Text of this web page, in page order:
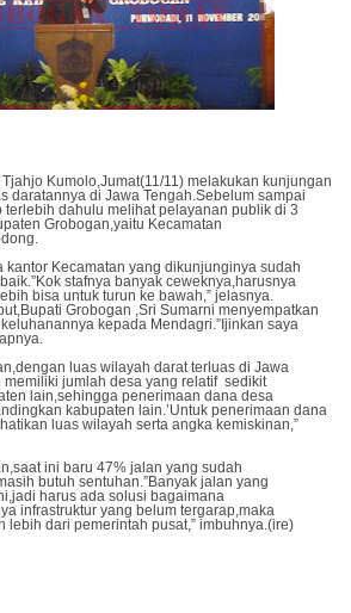
Kumolo,Jumat(11/11) melakukan kunjungan
daratannya di Jawa Tengah.Sebelum sampai
terlebih dahulu melihat pelayanan publik di 3
Grobogan,yaitu Kecamatan
kantor Kecamatan yang dikunjunginya sudah
stafnya banyak ceweknya,harusnya
bisa untuk turun ke bawah,” jelasnya.
Grobogan ,Sri Sumarni menyempatkan
kepada Mendagri.”Ijinkan saya
luas wilayah darat terluas di Jawa
memiliki jumlah desa yang relatif sedikit
lain,sehingga penerimaan dana desa
kabupaten lain.’Untuk penerimaan dana
luas wilayah serta angka kemiskinan,”
ini baru 47% jalan yang sudah
butuh sentuhan.”Banyak jalan yang
harus ada solusi bagaimana
infrastruktur yang belum tergarap,maka
lebih dari pemerintah pusat,” imbuhnya.(ire)